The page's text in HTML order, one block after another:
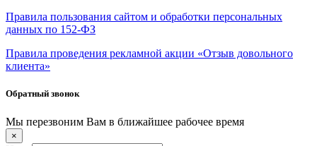
Правила пользования сайтом и обработки персональных
данных по 152-ФЗ
Правила проведения рекламной акции «Отзыв довольного
клиента»
Обратный звонок
Мы перезвоним Вам в ближайшее рабочее время
×